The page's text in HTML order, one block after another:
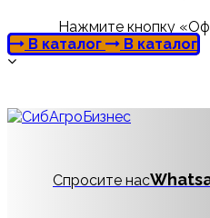
Нажмите кнопку
В каталог
В каталог
Спросите нас